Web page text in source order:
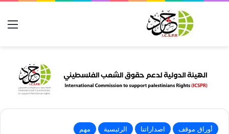
بحث عن
أوراق موقف اصداراتنا الرئيسية مهم